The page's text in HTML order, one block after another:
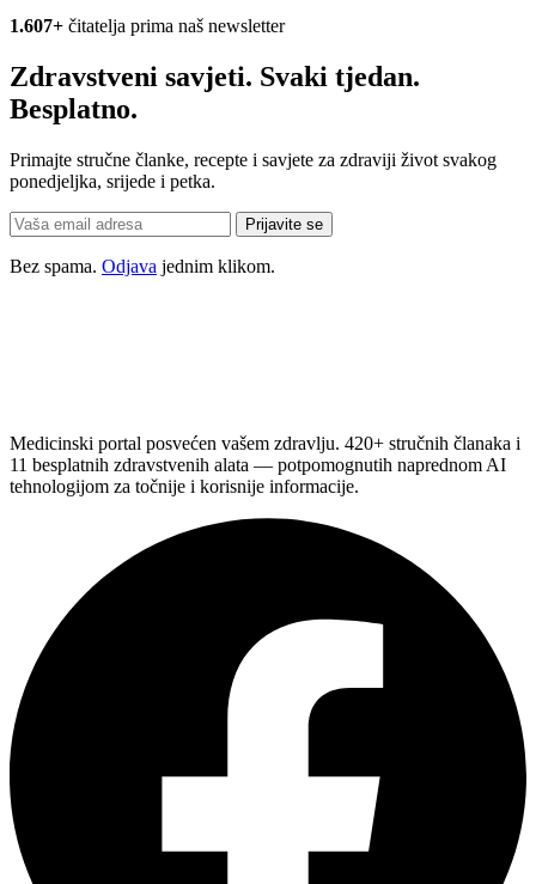
1.607+ čitatelja prima naš newsletter
Zdravstveni savjeti. Svaki tjedan.
Besplatno.
Primajte stručne članke, recepte i savjete za zdraviji život svakog
ponedjeljka, srijede i petka.
Prijavite se
Bez spama. Odjava jednim klikom.
Medicinski portal posvećen vašem zdravlju. 420+ stručnih članaka i
11 besplatnih zdravstvenih alata — potpomognutih naprednom AI
tehnologijom za točnije i korisnije informacije.